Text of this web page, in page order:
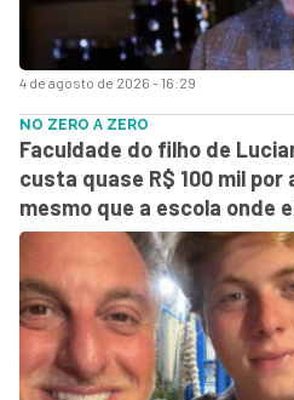
4 de agosto de 2026 - 16:29
NO ZERO A ZERO
Faculdade do filho de
custa quase R$ 100 mil
mesmo que a escola onde